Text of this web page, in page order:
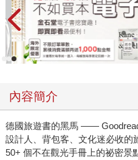
內容簡介
德國旅遊書的黑馬 ——
設計人、背包客、文化迷必收的
50+ 個不在觀光手冊上的祕密景